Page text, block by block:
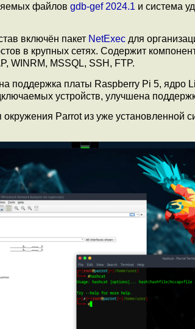
файлов gdb-gef 2024.1 и система
включён пакет NetExec для
в крупных сетях. Содержит
WINRM, MSSQL, SSH, FTP.
поддержка платы Raspberry Pi 5, ядро
устройств, улучшена
Parrot из уже установленной